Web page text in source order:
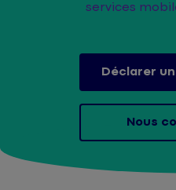
services
Déclarer
Nous